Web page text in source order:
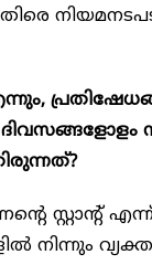
എന്ന്
നിന്നും